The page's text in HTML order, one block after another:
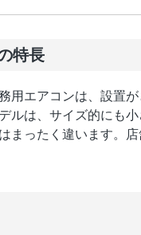
特長
用エアコンは、設置
ルは、サイズ的にも
まったく違います。